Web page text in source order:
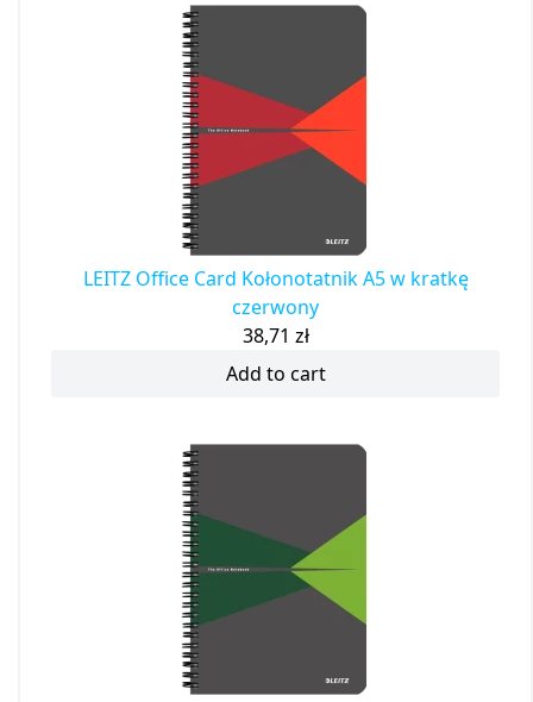
LEITZ Office Card Kołonotatnik A5 w kratkę
czerwony
38,71 zł
Add to cart